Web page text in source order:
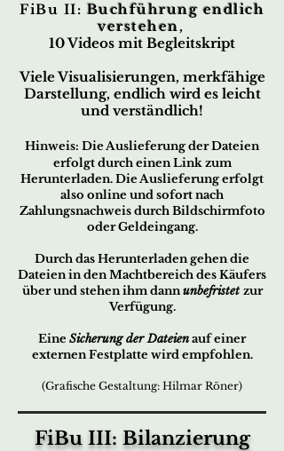
FiBu II:Buchführung endlich
verstehen,
10 Videos mit Begleitskript
Viele Visualisierungen, merkfähige
Darstellung, endlich wird es leicht
und verständlich!
Hinweis: Die Auslieferung derDateien
erfolgt durch einen Link zum
Herunterladen. Die Auslieferung erfolgt
also online und sofort nach
Zahlungsnachweis durch Bildschirmfoto
oder Geldeingang.
Durch das Herunterladen gehen die
Dateien in den Machtbereich des Käufers
über und stehen ihm dannunbefristetzur
Verfügung.
Eine Sicherung der Dateienauf einer
externen Festplatte wird empfohlen.
(Grafische Gestaltung: Hilmar Röner)
FiBu III: Bilanzierung